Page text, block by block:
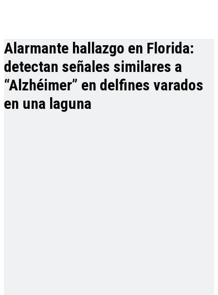
Alarmante hallazgo en Florida:
detectan señales similares a
“Alzhéimer” en delfines varados
en una laguna